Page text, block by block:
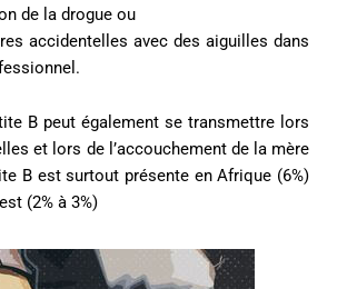
de la drogue ou
accidentelles avec des aiguilles dans
B peut également se transmettre lors
et lors de l’accouchement de la mère
B est surtout présente en Afrique (6%)
(2% à 3%)